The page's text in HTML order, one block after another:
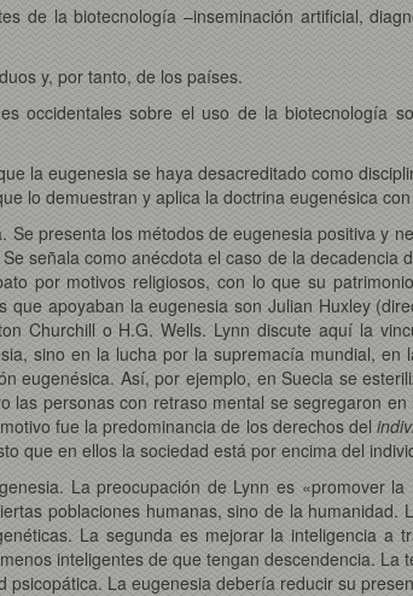
de la biotecnología –inseminación artificial,
y, por tanto, de los países.
occidentales sobre el uso de la biotecnología
la eugenesia se haya desacreditado como
lo demuestran y aplica la doctrina eugenésica
presenta los métodos de eugenesia positiva y
señala como anécdota el caso de la
por motivos religiosos, con lo que su
apoyaban la eugenesia son Julian Huxley
Churchill o H.G. Wells. Lynn discute aquí la
sino en la lucha por la supremacía mundial,
eugenésica. Así, por ejemplo, en Suecia se
las personas con retraso mental se segregaron
fue la predominancia de los derechos del
que en ellos la sociedad está por encima del
La preocupación de Lynn es «promover
poblaciones humanas, sino de la
La segunda es mejorar la inteligencia a
inteligentes de que tengan descendencia.
La eugenesia debería reducir su